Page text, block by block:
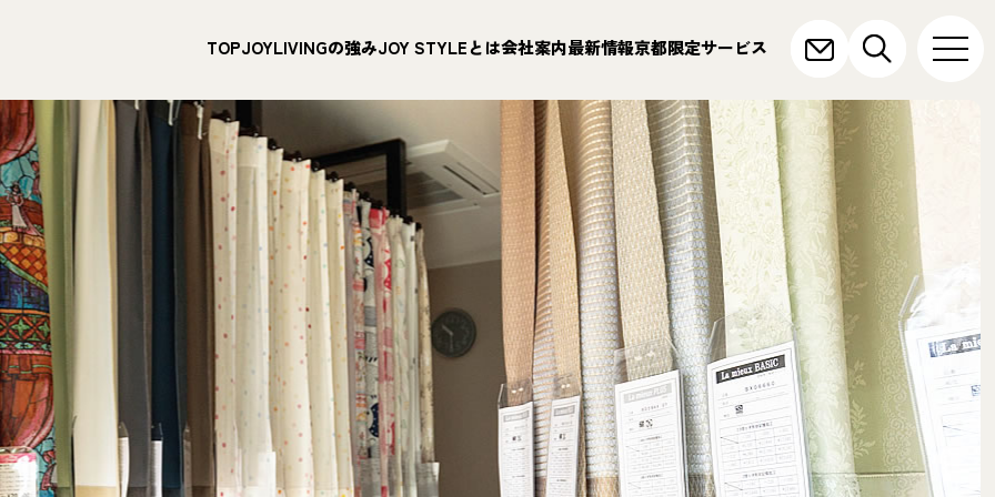
TOPJOYLIVINGの強みJOY STYLEとは会社案内最新情報京都限定サービス